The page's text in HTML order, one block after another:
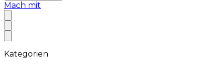
Mach mit
Kategorien